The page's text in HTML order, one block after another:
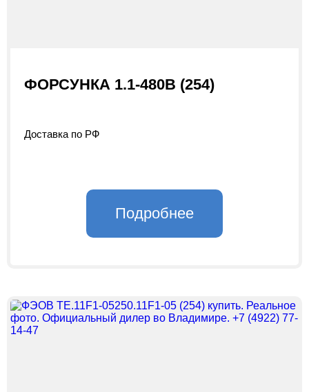
ФОРСУНКА 1.1-480В (254)
Доставка по РФ
Подробнее